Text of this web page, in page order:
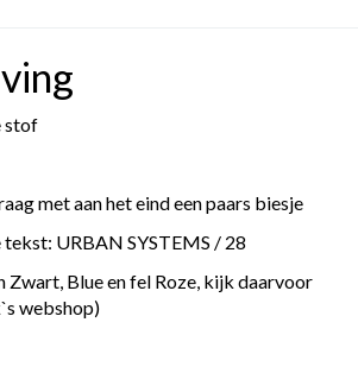
stof
met aan het eind een paars biesje
URBAN SYSTEMS / 28
Zwart, Blue en fel Roze, kijk daarvoor
webshop)